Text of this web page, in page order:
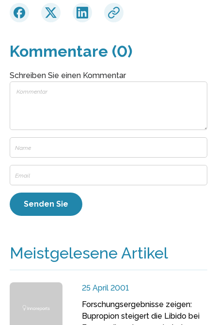
Kommentare (0)
Schreiben Sie einen Kommentar
Meistgelesene Artikel
25 April 2001
Forschungsergebnisse zeigen:
Bupropion steigert die Libido bei